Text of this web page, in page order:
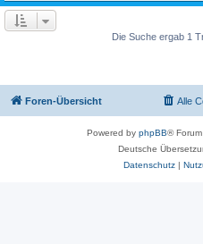
Die Suche ergab 1
Foren-Übersicht Alle
Powered by phpBB®
Deutsche
Datenschutz|